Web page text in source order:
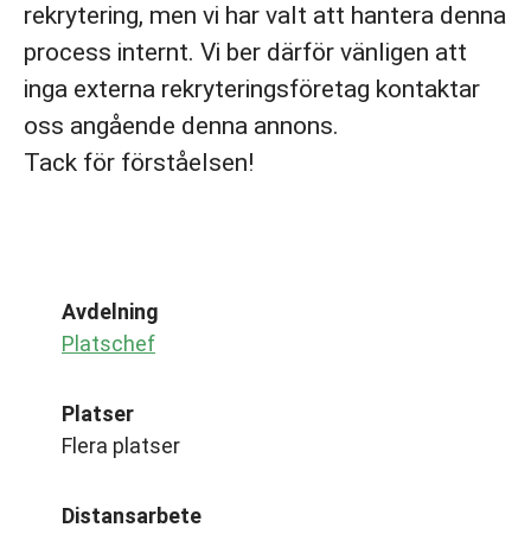
rekrytering, men vi har valt att hantera denna
process internt. Vi ber därför vänligen att
inga externa rekryteringsföretag kontaktar
oss angående denna annons.
Tack för förståelsen!
Avdelning
Platschef
Platser
Flera platser
Distansarbete